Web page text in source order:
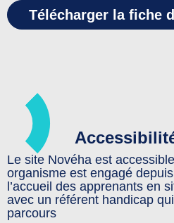
Télécharger la fiche
Le site Novéha est
organisme est engagé
l’accueil des apprenants en
avec un référent handicap
parcours